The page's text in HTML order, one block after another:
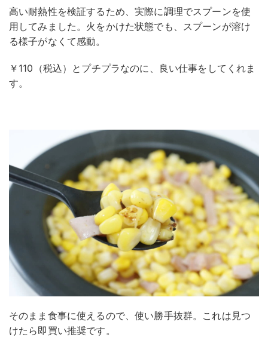
高い耐熱性を検証するため、実際に調理でスプーンを使
用してみました。火をかけた状態でも、スプーンが溶け
る様子がなくて感動。
￥110（税込）とプチプラなのに、良い仕事をしてくれま
す。
そのまま食事に使えるので、使い勝手抜群。これは見つ
けたら即買い推奨です。